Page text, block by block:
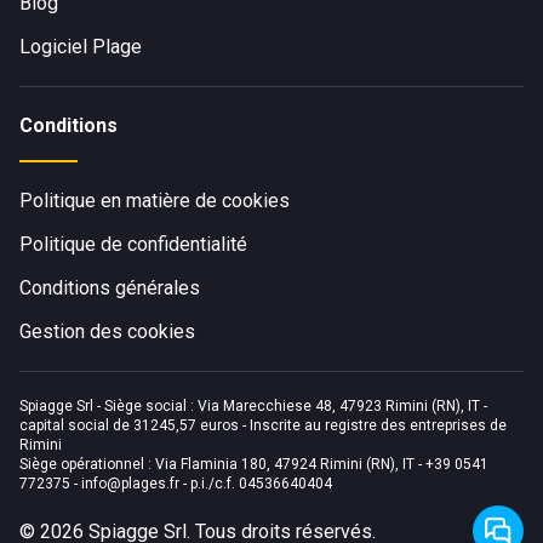
Logiciel Plage
Conditions
Politique en matière de cookies
Politique de confidentialité
Conditions générales
Gestion des cookies
Spiagge Srl - Siège social : Via Marecchiese 48, 47923 Rimini (RN), IT -
capital social de 31245,57 euros - Inscrite au registre des entreprises de
Rimini
Siège opérationnel : Via Flaminia 180, 47924 Rimini (RN), IT - +39 0541
772375 - info@plages.fr - p.i./c.f. 04536640404
© 2026 Spiagge Srl. Tous droits réservés.